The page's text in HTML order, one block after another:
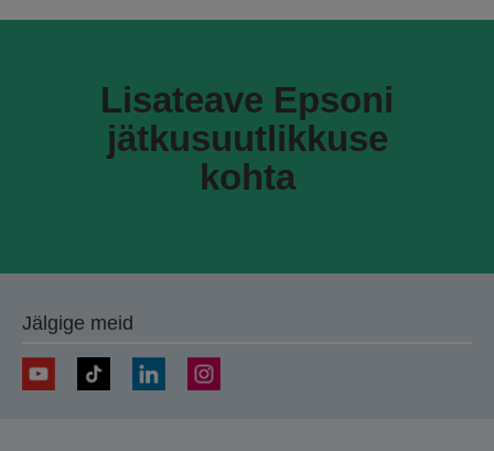
Lisateave Epsoni
jätkusuutlikkuse
kohta
Jälgige meid